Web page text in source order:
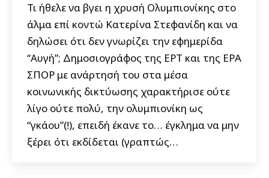
Τι ήθελε να βγει η χρυσή Ολυμπιονίκης στο
άλμα επί κοντώ Κατερίνα Στεφανίδη και να
δηλώσει ότι δεν γνωρίζει την εφημερίδα
“Αυγή”; Δημοσιογράφος της ΕΡΤ και της ΕΡΑ
ΣΠΟΡ με ανάρτησή του στα μέσα
κοινωνικής δικτύωσης χαρακτήρισε ούτε
λίγο ούτε πολύ, την ολυμπιονίκη ως
“γκάου”(!), επειδή έκανε το… έγκλημα να μην
ξέρει ότι εκδίδεται (γραπτώς…